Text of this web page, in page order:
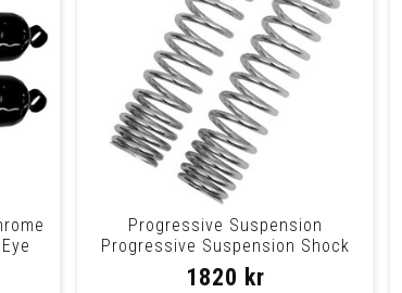
Progressive Suspension
Progressive Suspension Shock
Springs For 12, 13
1820 kr